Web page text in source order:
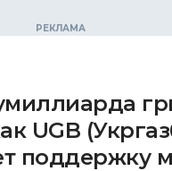
UGB
поддержку